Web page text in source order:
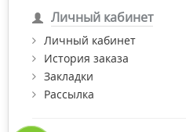
Личный кабинет
Личный кабинет
История заказа
Закладки
Рассылка